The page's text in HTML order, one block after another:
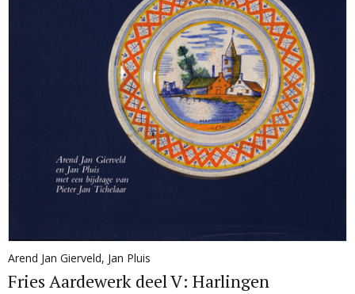
Arend Jan Gierveld, Jan Pluis
Fries Aardewerk deel V: Harlingen